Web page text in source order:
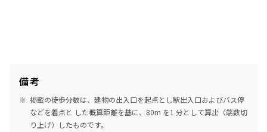
備考
掲載の徒歩分数は、建物の出入口を起点とし駅出入口およびバス停
などを着点と した概算距離を基に、80m を1 分として算出（端数切
り上げ）したものです。